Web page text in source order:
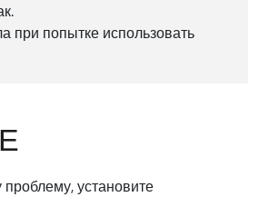
при попытке использовать
проблему, установите